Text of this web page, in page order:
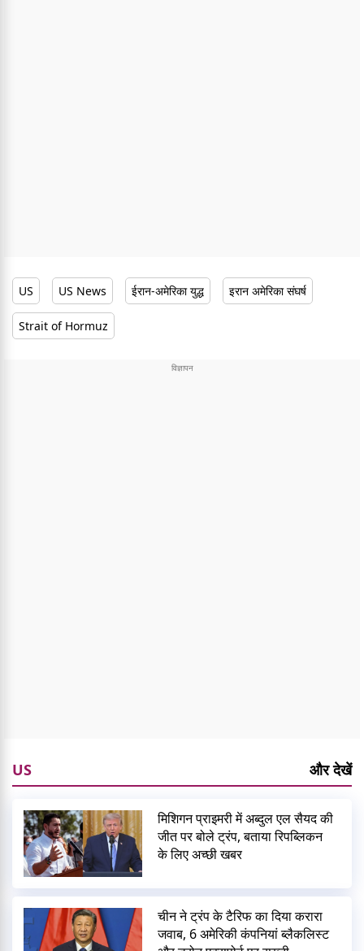
US US News ईरान-अमेरिका युद्ध इरान अमेरिका संघर्ष
Strait of Hormuz
US और देखें
मिशिगन प्राइमरी में अब्दुल एल सैयद की
जीत पर बोले ट्रंप, बताया रिपब्लिकन
के लिए अच्छी खबर
चीन ने ट्रंप के टैरिफ का दिया करारा
जवाब, 6 अमेरिकी कंपनियां ब्लैकलिस्ट